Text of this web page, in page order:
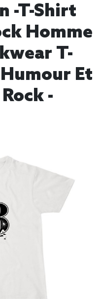
-T-Shirt
Homme
T-
Et
-